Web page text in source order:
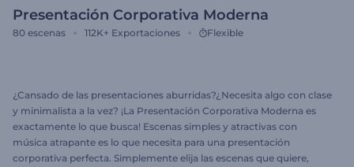
Presentación Corporativa Moderna
80 escenas 112K+ Exportaciones Flexible
¿Cansado de las presentaciones aburridas?¿Necesita algo con clase
y minimalista a la vez? ¡La Presentación Corporativa Moderna es
exactamente lo que busca! Escenas simples y atractivas con
música atrapante es lo que necesita para una presentación
corporativa perfecta. Simplemente elija las escenas que quiere,